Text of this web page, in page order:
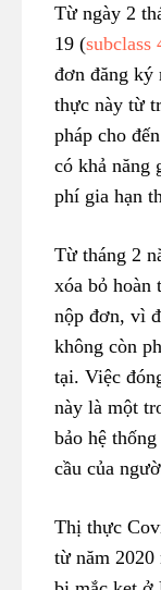
Từ ngày 2
19 (subclass
đơn đăng
thực này từ
pháp cho
có khả năng
phí gia hạn
Từ tháng 2
xóa bỏ hoàn
nộp đơn, vì
không còn
tại. Việc
này là một
bảo hệ
cầu của
Thị thực
từ năm 2020